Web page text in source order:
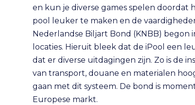
en kun je diverse games spelen doordat
pool leuker te maken en de
Nederlandse Biljart Bond (KNBB)
locaties. Hieruit bleek dat de iPool een
dat er diverse uitdagingen zijn. Zo is de
van transport, douane en materialen
gaan met dit systeem. De bond is
Europese markt.